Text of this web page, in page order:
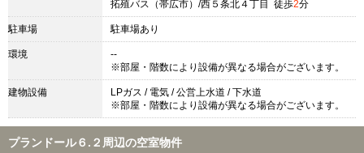
拓殖バス（帯広市）/西５条北４丁目 徒歩2分
駐車場 駐車場あり
環境
--
※部屋・階数により設備が異なる場合がございます。
建物設備
LPガス / 電気 / 公営上水道 / 下水道
※部屋・階数により設備が異なる場合がございます。
プランドール６.２周辺の空室物件